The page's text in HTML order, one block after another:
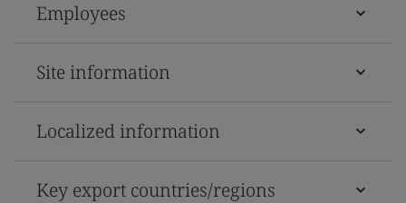
Employees
Site information
Localized information
Key export countries/regions